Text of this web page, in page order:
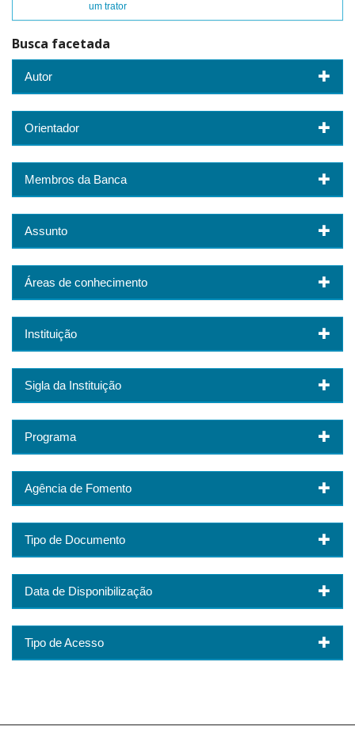
um trator
Busca facetada
Autor
Orientador
Membros da Banca
Assunto
Áreas de conhecimento
Instituição
Sigla da Instituição
Programa
Agência de Fomento
Tipo de Documento
Data de Disponibilização
Tipo de Acesso